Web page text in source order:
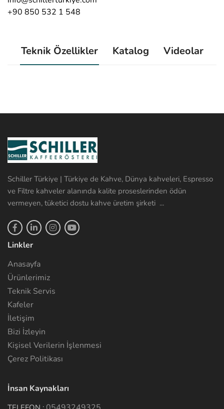
+90 850 532 1 548
Teknik Özellikler Katalog Videolar
Schiller Türkiye | Türkiye de Kahve, Dünya kahveleri, Espresso
ve Filtre kahveler alanında kalite proseslerinden ödün
vermeyen, tüketici dostu kahve üretim şirketi ...
Linkler
Anasayfa
Ürünlerimiz
Teknik Servis
Kafeler
İletişim
Bizi İzleyin
Kişisel Verilerin İşlenmesi
Çerez Politikası
İnsan Kaynakları